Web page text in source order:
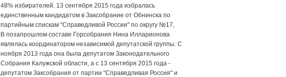
48% избирателей. 13 сентября 2015 года избралась
единственным кандидатом в Заксобрание от Обнинска по
партийным спискам "Справедливой России" по округу №17,
В позапрошлом составе Горсобрания Нина Илларионова
являлась координатором независимой депутатской группы. С
ноября 2013 года она была депутатом Законодательного
Собрания Калужской области, а с 13 сентября 2015 года -
депутатом Заксобрания от партии "Справедливая Россия" и